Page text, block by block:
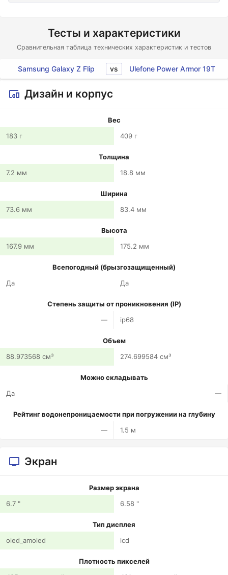
Тесты и характеристики
Сравнительная таблица технических характеристик и тестов
Samsung Galaxy Z Flip vs Ulefone Power Armor 19T
Дизайн и корпус
Вес
183 г
409 г
Толщина
7.2 мм
18.8 мм
Ширина
73.6 мм
83.4 мм
Высота
167.9 мм
175.2 мм
Всепогодный (брызгозащищенный)
Да
Да
Степень защиты от проникновения (IP)
—
ip68
Объем
88.973568 см³
274.699584 см³
Можно складывать
Да
—
Рейтинг водонепроницаемости при погружении на глубину
—
1.5 м
Экран
Размер экрана
6.7 "
6.58 "
Тип дисплея
oled_amoled
lcd
Плотность пикселей